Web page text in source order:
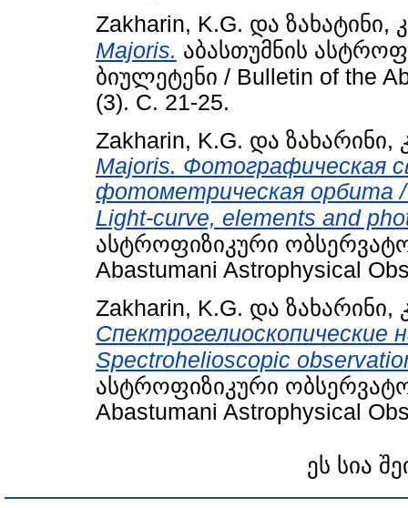
Zakharin, K.G. და ზახატინი,
Majoris. აბასთუმნის
ბიულეტენი / Bulletin of the
(3). С. 21-25.
Zakharin, K.G. და ზახარინი,
Majoris. Фотографическая
фотометрическая орбита /
Light-curve, elements and
ასტროფიზიკური
Abastumani Astrophysical
Zakharin, K.G. და ზახარინი,
Спектрогелиоскопические
Spectrohelioscopic
ასტროფიზიკური
Abastumani Astrophysical
ეს სია